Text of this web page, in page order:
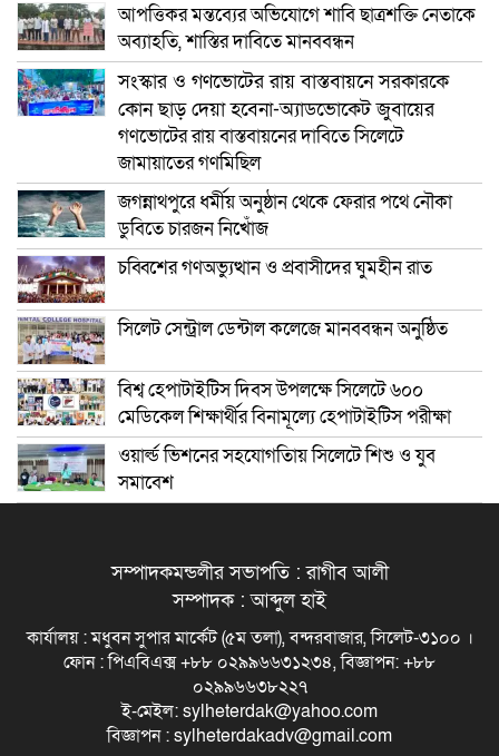
আপত্তিকর মন্তব্যের অভিযোগে শাবি ছাত্রশক্তি নেতাকে
অব্যাহতি, শাস্তির দাবিতে মানববন্ধন
সংস্কার ও গণভোটের রায় বাস্তবায়নে সরকারকে
কোন ছাড় দেয়া হবেনা-অ্যাডভোকেট জুবায়ের
গণভোটের রায় বাস্তবায়নের দাবিতে সিলেটে
জামায়াতের গণমিছিল
জগন্নাথপুরে ধর্মীয় অনুষ্ঠান থেকে ফেরার পথে নৌকা
ডুবিতে চারজন নিখোঁজ
চব্বিশের গণঅভ্যুত্থান ও প্রবাসীদের ঘুমহীন রাত
সিলেট সেন্ট্রাল ডেন্টাল কলেজে মানববন্ধন অনুষ্ঠিত
বিশ্ব হেপাটাইটিস দিবস উপলক্ষে সিলেটে ৬০০
মেডিকেল শিক্ষার্থীর বিনামূল্যে হেপাটাইটিস পরীক্ষা
ওয়ার্ল্ড ভিশনের সহযোগতিায় সিলেটে শিশু ও যুব
সমাবেশ
সম্পাদকমন্ডলীর সভাপতি : রাগীব আলী
সম্পাদক : আব্দুল হাই
কার্যালয় : মধুবন সুপার মার্কেট (৫ম তলা), বন্দরবাজার, সিলেট-৩১০০ ।
ফোন : পিএবিএক্স +৮৮ ০২৯৯৬৬৩১২৩৪, বিজ্ঞাপন: +৮৮
০২৯৯৬৬৩৮২২৭
ই-মেইল: sylheterdak@yahoo.com
বিজ্ঞাপন : sylheterdakadv@gmail.com